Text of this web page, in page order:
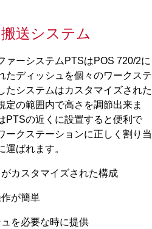
送システム
ァーシステムPTSはPOS 720/2に
たディッシュを個々のワークステ
たシステムはカスタマイズされた
定の範囲内で高さを調節出来ま
PTSの近くに設置すると便利で
ークステーションに正しく割り当
ばれます。
カスタマイズされた構成
が簡単
を必要な時に提供